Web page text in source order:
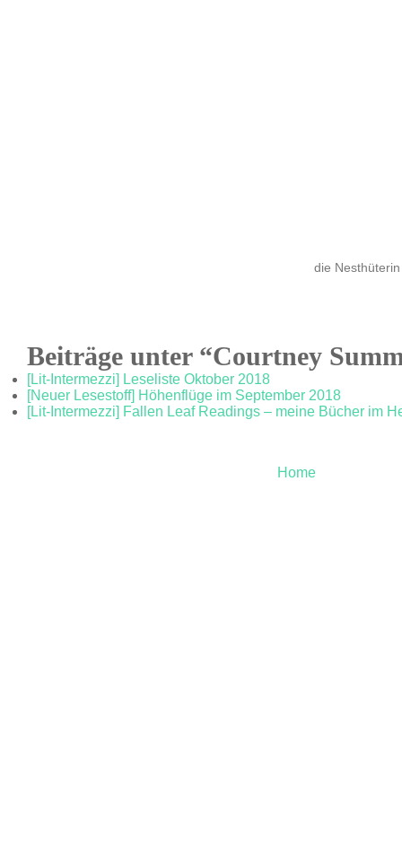
die Nesthüterin
Beiträge unter “Courtney
[Lit-Intermezzi] Leseliste Oktober 2018
[Neuer Lesestoff] Höhenflüge im September 2018
[Lit-Intermezzi] Fallen Leaf Readings – meine Bücher im
Home